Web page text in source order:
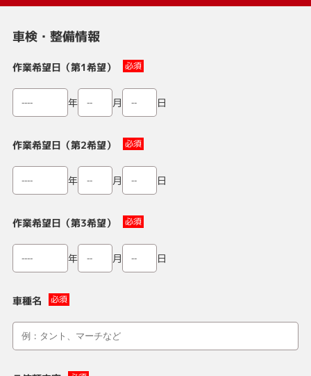
車検・整備情報
作業希望日（第1希望）
年 月 日
作業希望日（第2希望）
年 月 日
作業希望日（第3希望）
年 月 日
車種名